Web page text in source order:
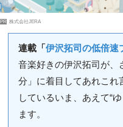
PR 株式会社JERA
連載「伊沢拓司の低倍速
音楽好きの伊沢拓司が、
分」に着目してあれこれ
しているいま、あえて“
ます。